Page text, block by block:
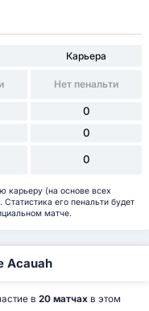
Карьера
Нет пенальти
0
0
0
карьеру (на основе всех
его пенальти будет
матче.
Acauah
в 20 матчахв этом